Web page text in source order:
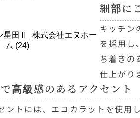
細部に
キッチン
を採用し
ち着きの
仕上がり
高級感のあるアクセント
ントには、エコカラットを使用